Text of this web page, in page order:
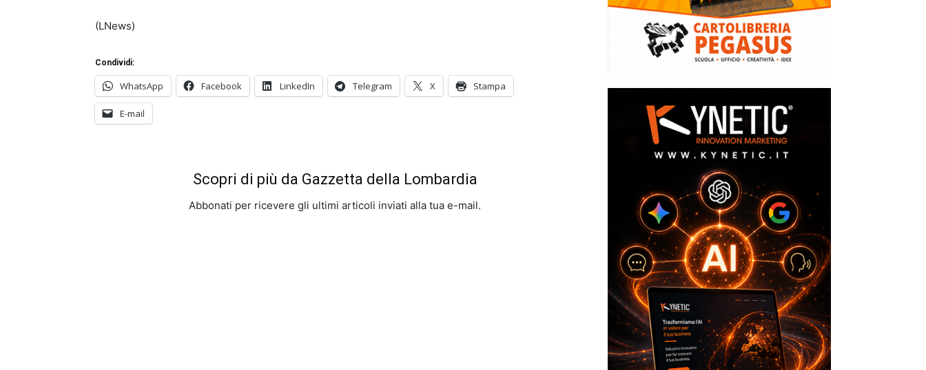
(LNews)
Condividi:
WhatsApp Facebook LinkedIn Telegram X Stampa
E-mail
Scopri di più da Gazzetta della Lombardia
Abbonati per ricevere gli ultimi articoli inviati alla tua e-mail.